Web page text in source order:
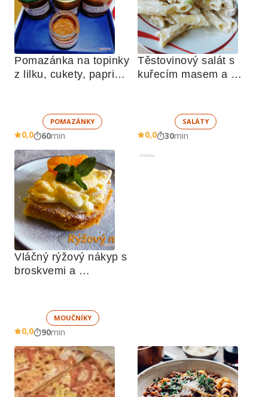
Pomazánka na topinky
z lilku, cukety, paprik,
POMAZÁNKY
0,0 60min
Těstovinový salát s
kuřecím masem a
SALÁTY
0,0 30min
Vláčný rýžový nákyp s
broskvemi a
MOUČNÍKY
0,0 90min
Reklama